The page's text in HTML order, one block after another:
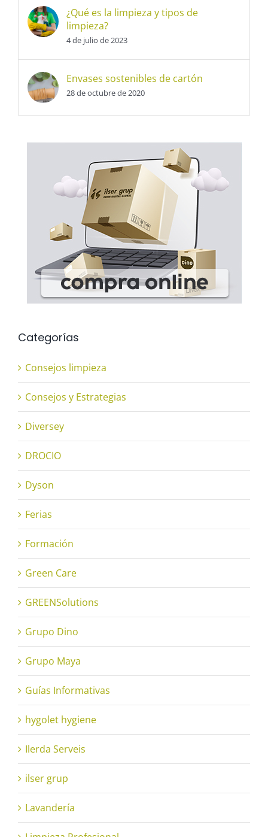
¿Qué es la limpieza y tipos de
limpieza?
4 de julio de 2023
Envases sostenibles de cartón
28 de octubre de 2020
Categorías
Consejos limpieza
Consejos y Estrategias
Diversey
DROCIO
Dyson
Ferias
Formación
Green Care
GREENSolutions
Grupo Dino
Grupo Maya
Guías Informativas
hygolet hygiene
Ilerda Serveis
ilser grup
Lavandería